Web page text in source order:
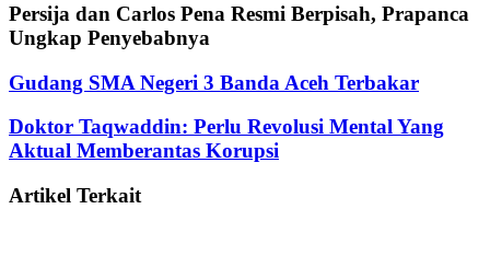
Persija dan Carlos Pena Resmi Berpisah, Prapanca
Ungkap Penyebabnya
Gudang SMA Negeri 3 Banda Aceh Terbakar
Doktor Taqwaddin: Perlu Revolusi Mental Yang
Aktual Memberantas Korupsi
Artikel Terkait